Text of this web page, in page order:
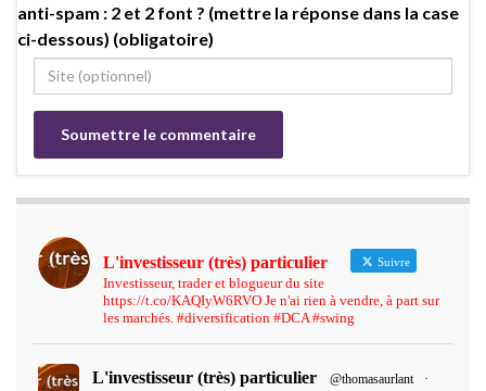
anti-spam : 2 et 2 font ? (mettre la réponse dans la case
ci-dessous) (obligatoire)
L'investisseur (très) particulier Suivre
Investisseur, trader et blogueur du site
https://t.co/KAQIyW6RVO Je n'ai rien à vendre, à part sur
les marchés. #diversification #DCA #swing
L'investisseur (très) particulier @thomasaurlant
·